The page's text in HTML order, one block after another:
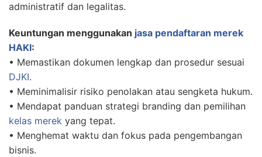
administratif dan legalitas.
Keuntungan menggunakan jasa pendaftaran merek
HAKI:
• Memastikan dokumen lengkap dan prosedur sesuai
DJKI.
• Meminimalisir risiko penolakan atau sengketa hukum.
• Mendapat panduan strategi branding dan pemilihan
kelas merek yang tepat.
• Menghemat waktu dan fokus pada pengembangan
bisnis.